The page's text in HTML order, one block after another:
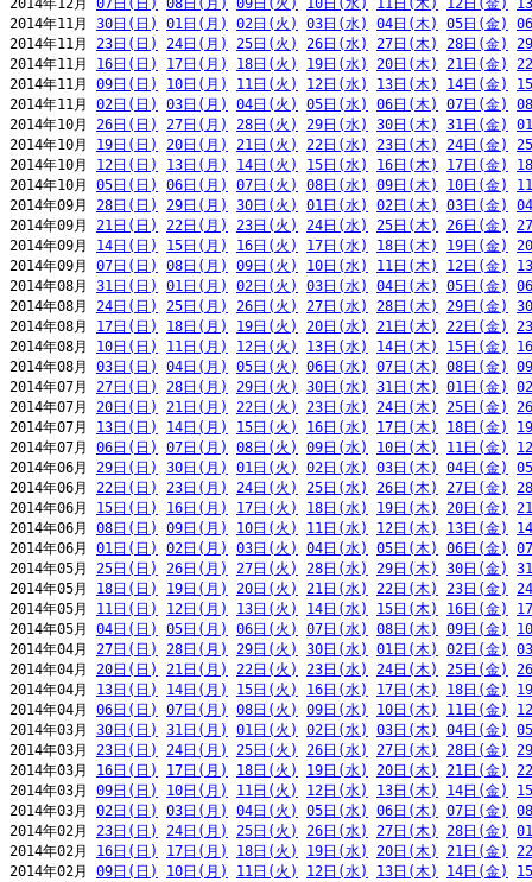
2014年12月 07日(日) 08日(月) 09日(火) 10日(水) 11日(木) 12日(金)
2014年11月 30日(日) 01日(月) 02日(火) 03日(水) 04日(木) 05日(金)
2014年11月 23日(日) 24日(月) 25日(火) 26日(水) 27日(木) 28日(金)
2014年11月 16日(日) 17日(月) 18日(火) 19日(水) 20日(木) 21日(金)
2014年11月 09日(日) 10日(月) 11日(火) 12日(水) 13日(木) 14日(金)
2014年11月 02日(日) 03日(月) 04日(火) 05日(水) 06日(木) 07日(金)
2014年10月 26日(日) 27日(月) 28日(火) 29日(水) 30日(木) 31日(金)
2014年10月 19日(日) 20日(月) 21日(火) 22日(水) 23日(木) 24日(金)
2014年10月 12日(日) 13日(月) 14日(火) 15日(水) 16日(木) 17日(金)
2014年10月 05日(日) 06日(月) 07日(火) 08日(水) 09日(木) 10日(金)
2014年09月 28日(日) 29日(月) 30日(火) 01日(水) 02日(木) 03日(金)
2014年09月 21日(日) 22日(月) 23日(火) 24日(水) 25日(木) 26日(金)
2014年09月 14日(日) 15日(月) 16日(火) 17日(水) 18日(木) 19日(金)
2014年09月 07日(日) 08日(月) 09日(火) 10日(水) 11日(木) 12日(金)
2014年08月 31日(日) 01日(月) 02日(火) 03日(水) 04日(木) 05日(金)
2014年08月 24日(日) 25日(月) 26日(火) 27日(水) 28日(木) 29日(金)
2014年08月 17日(日) 18日(月) 19日(火) 20日(水) 21日(木) 22日(金)
2014年08月 10日(日) 11日(月) 12日(火) 13日(水) 14日(木) 15日(金)
2014年08月 03日(日) 04日(月) 05日(火) 06日(水) 07日(木) 08日(金)
2014年07月 27日(日) 28日(月) 29日(火) 30日(水) 31日(木) 01日(金)
2014年07月 20日(日) 21日(月) 22日(火) 23日(水) 24日(木) 25日(金)
2014年07月 13日(日) 14日(月) 15日(火) 16日(水) 17日(木) 18日(金)
2014年07月 06日(日) 07日(月) 08日(火) 09日(水) 10日(木) 11日(金)
2014年06月 29日(日) 30日(月) 01日(火) 02日(水) 03日(木) 04日(金)
2014年06月 22日(日) 23日(月) 24日(火) 25日(水) 26日(木) 27日(金)
2014年06月 15日(日) 16日(月) 17日(火) 18日(水) 19日(木) 20日(金)
2014年06月 08日(日) 09日(月) 10日(火) 11日(水) 12日(木) 13日(金)
2014年06月 01日(日) 02日(月) 03日(火) 04日(水) 05日(木) 06日(金)
2014年05月 25日(日) 26日(月) 27日(火) 28日(水) 29日(木) 30日(金)
2014年05月 18日(日) 19日(月) 20日(火) 21日(水) 22日(木) 23日(金)
2014年05月 11日(日) 12日(月) 13日(火) 14日(水) 15日(木) 16日(金)
2014年05月 04日(日) 05日(月) 06日(火) 07日(水) 08日(木) 09日(金)
2014年04月 27日(日) 28日(月) 29日(火) 30日(水) 01日(木) 02日(金)
2014年04月 20日(日) 21日(月) 22日(火) 23日(水) 24日(木) 25日(金)
2014年04月 13日(日) 14日(月) 15日(火) 16日(水) 17日(木) 18日(金)
2014年04月 06日(日) 07日(月) 08日(火) 09日(水) 10日(木) 11日(金)
2014年03月 30日(日) 31日(月) 01日(火) 02日(水) 03日(木) 04日(金)
2014年03月 23日(日) 24日(月) 25日(火) 26日(水) 27日(木) 28日(金)
2014年03月 16日(日) 17日(月) 18日(火) 19日(水) 20日(木) 21日(金)
2014年03月 09日(日) 10日(月) 11日(火) 12日(水) 13日(木) 14日(金)
2014年03月 02日(日) 03日(月) 04日(火) 05日(水) 06日(木) 07日(金)
2014年02月 23日(日) 24日(月) 25日(火) 26日(水) 27日(木) 28日(金)
2014年02月 16日(日) 17日(月) 18日(火) 19日(水) 20日(木) 21日(金)
2014年02月 09日(日) 10日(月) 11日(火) 12日(水) 13日(木) 14日(金)